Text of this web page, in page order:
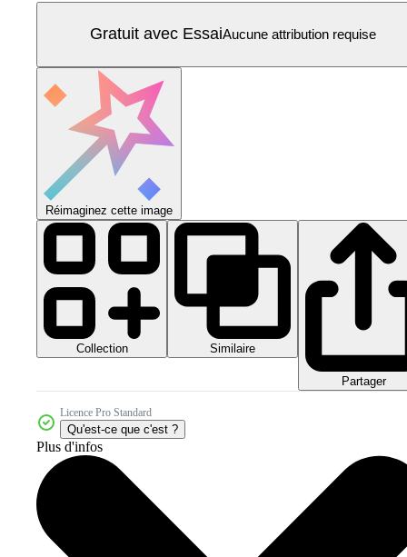
Gratuit avec EssaiAucune attribution requise
Réimaginez cette image
Collection Similaire
Partager
Licence Pro Standard
Qu'est-ce que c'est ?
Plus d'infos